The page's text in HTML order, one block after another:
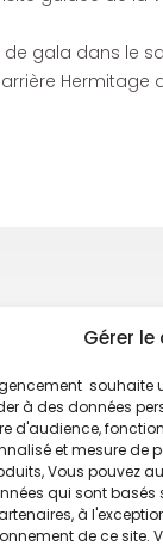
Gérer
souhaite
à des données
d'audience,
et mesure de
Vous pouvez
qui sont basés
à
de ce site.
de gala dans le
Hermitage